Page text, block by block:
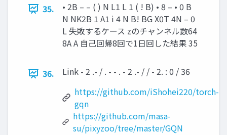
35.
• 2B – – ( ) N L1 L 1 ( ! B) • 8 – • 0 B
N NK2B 1 A1 i 4 N B! BG X0T 4N – 0
L 失敗するケース zのチャンネル数64
8A A 自己回帰8回で1日回した結果 35
36.
Link - 2 .- / . - - . - 2 .- / / - 2. : 0 / 36
https://github.com/iShohei220/torch-
gqn
https://github.com/masa-
su/pixyzoo/tree/master/GQN